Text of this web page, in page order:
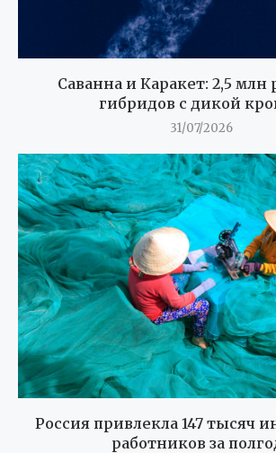
Саванна и Каракет: 2,5 млн
гибридов с дикой
31/07/2026
Россия привлекла 147 тысяч
работников за